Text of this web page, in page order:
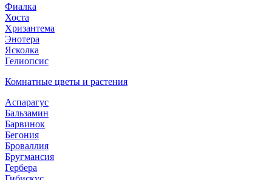
Фиалка
Хоста
Хризантема
Энотера
Ясколка
Гелиопсис
Комнатные цветы и растения
Аспарагус
Бальзамин
Барвинок
Бегония
Броваллия
Бругмансия
Гербера